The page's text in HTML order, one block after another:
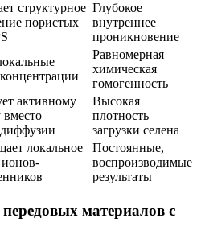
структурное
пористых
Глубокое
внутреннее
проникновение
Равномерная
химическая
гомогенность
активному
вместо
Высокая
плотность
загрузки селена
локальное
Постоянные,
воспроизводимые
результаты
материалов с